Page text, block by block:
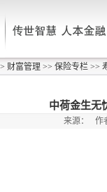
财富管理 >> 保险专栏 >>
中荷金生无
来源： 作